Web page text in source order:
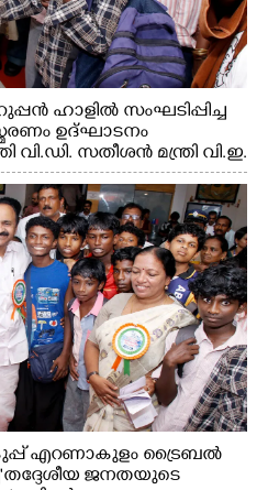
ഹാളിൽ സംഘടിപ്പിച്ച
ഉദ്ഘാടനം
വി.ഡി. സതീശൻ മന്ത്രി വി.ഇ.
എം.പി
സംഭാഷണത്തിൽ
എറണാകുളം ട്രൈബൽ
"തദ്ദേശീയ ജനതയുടെ